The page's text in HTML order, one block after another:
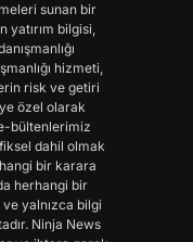
sunan bir
yatırım bilgisi,
hizmeti,
risk ve getiri
özel olarak
bültenlerimiz
dahil olmak
bir karara
herhangi bir
yalnızca bilgi
Ninja News